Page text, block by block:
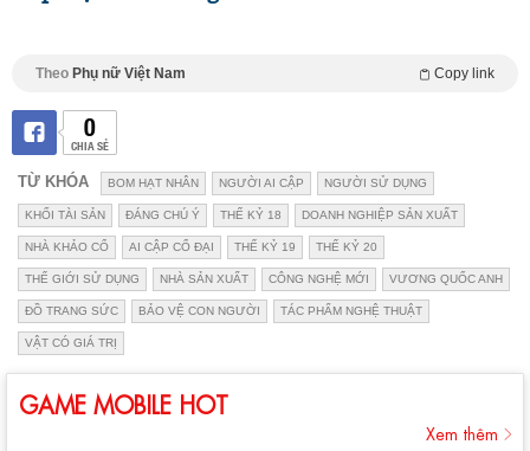
Theo Phụ nữ Việt Nam Copy link
0
CHIA SẺ
TỪ KHÓA BOM HẠT NHÂN NGƯỜI AI CẬP NGƯỜI SỬ DỤNG
KHỐI TÀI SẢN ĐÁNG CHÚ Ý THẾ KỶ 18 DOANH NGHIỆP SẢN XUẤT
NHÀ KHẢO CỔ AI CẬP CỔ ĐẠI THẾ KỶ 19 THẾ KỶ 20
THẾ GIỚI SỬ DỤNG NHÀ SẢN XUẤT CÔNG NGHỆ MỚI VƯƠNG QUỐC ANH
ĐỒ TRANG SỨC BẢO VỆ CON NGƯỜI TÁC PHẨM NGHỆ THUẬT
VẬT CÓ GIÁ TRỊ
GAME MOBILE HOT
Xem thêm